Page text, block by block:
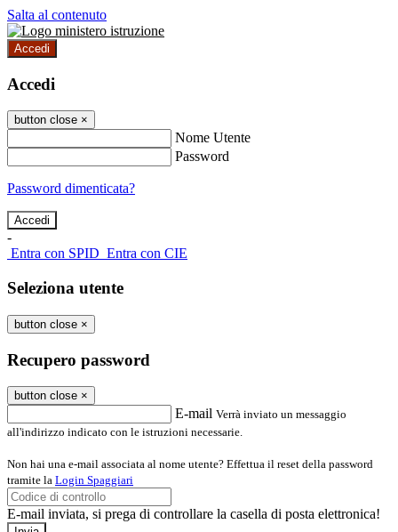
Salta al contenuto
Accedi
Accedi
button close ×
Nome Utente
Password
Password dimenticata?
-
Entra con SPID Entra con CIE
Seleziona utente
button close ×
Recupero password
button close ×
E-mail Verrà inviato un messaggio
all'indirizzo indicato con le istruzioni necessarie.
Non hai una e-mail associata al nome utente? Effettua il reset della password
tramite la Login Spaggiari
E-mail inviata, si prega di controllare la casella di posta elettronica!